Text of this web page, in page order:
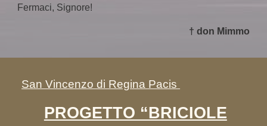
Fermaci, Signore!
† don Mimmo
San Vincenzo di Regina Pacis
PROGETTO “BRICIOLE